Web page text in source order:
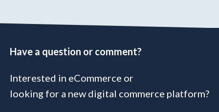
Have a question or comment?
Interested in eCommerce or
looking for a new digital commerce platform?